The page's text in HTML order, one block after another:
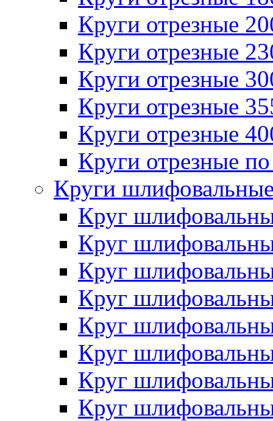
Круги отрезные
Круги отрезные
Круги отрезные
Круги отрезные
Круги отрезные
Круги отрезные
Круги
Круг
Круг
Круг
Круг
Круг
Круг
Круг
Круг